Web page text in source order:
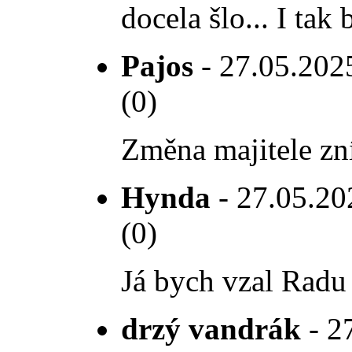
docela šlo... I tak
Pajos -
(0)
Změna majitele
Hynda -
(0)
Já bych vzal
drzý vandrák -